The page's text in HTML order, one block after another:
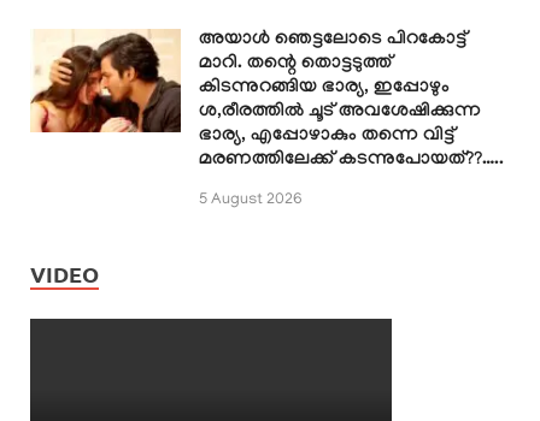
അയാൾ ഞെട്ടലോടെ പിറകോട്ട്
മാറി. തന്റെ തൊട്ടടുത്ത്
കിടന്നുറങ്ങിയ ഭാര്യ, ഇപ്പോഴും
ശ,രീരത്തിൽ ചൂട് അവശേഷിക്കുന്ന
ഭാര്യ, എപ്പോഴാകും തന്നെ വിട്ട്
മരണത്തിലേക്ക് കടന്നുപോയത്??…..
5 August 2026
VIDEO